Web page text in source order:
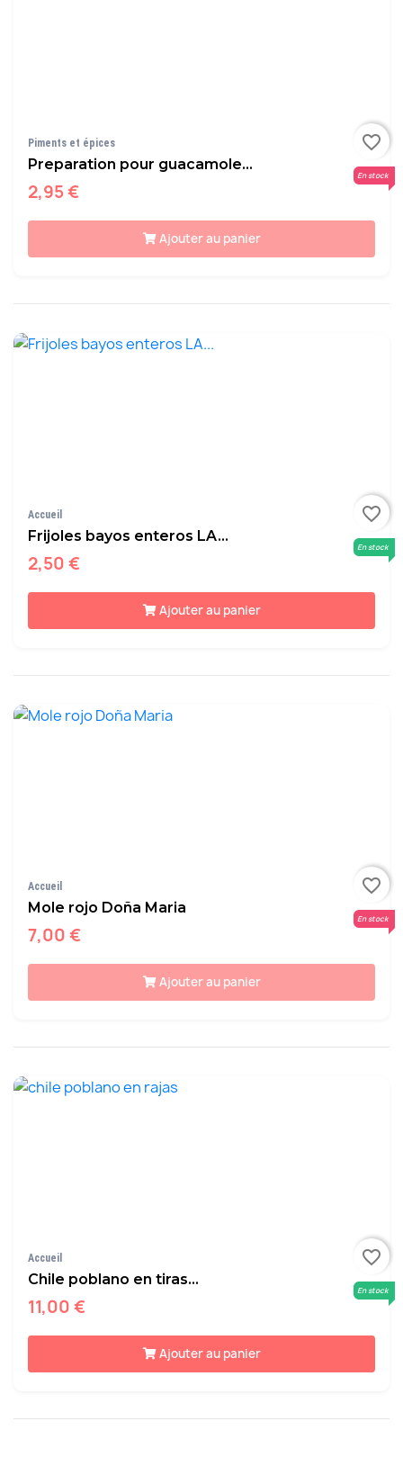
Piments et épices
Preparation pour guacamole...
2,95 €
En stock
Ajouter au panier
favorite_border
Accueil
Frijoles bayos enteros LA...
2,50 €
En stock
Ajouter au panier
favorite_border
Accueil
Mole rojo Doña Maria
7,00 €
En stock
Ajouter au panier
favorite_border
Accueil
Chile poblano en tiras...
11,00 €
En stock
Ajouter au panier
favorite_border